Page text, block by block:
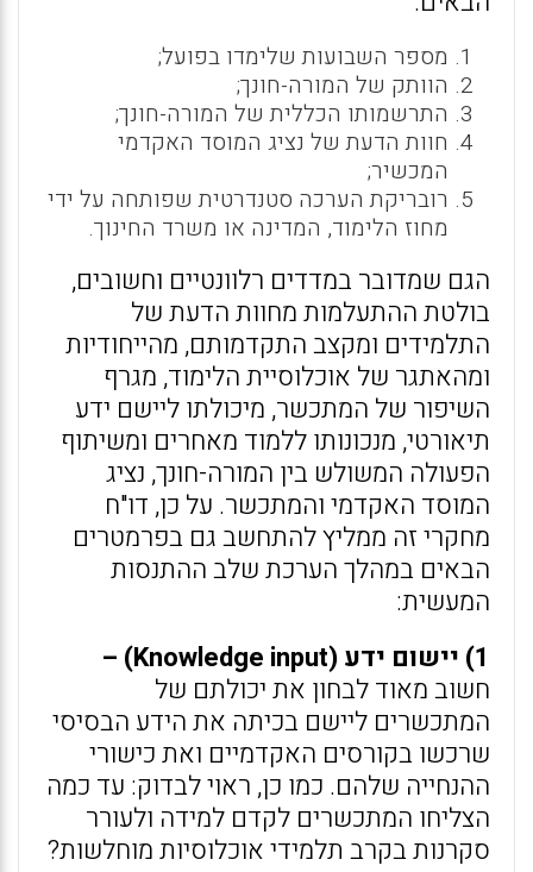
מספר השבועות שלימדו בפועל;
הוותק של המורה-חונך;
התרשמותו הכללית של המורה-חונך;
חוות הדעת של נציג המוסד האקדמי
המכשיר;
רובריקת הערכה סטנדרטית שפותחה על ידי
מחוז הלימוד, המדינה או משרד החינוך.
הגם שמדובר במדדים רלוונטיים וחשובים,
בולטת ההתעלמות מחוות הדעת של
התלמידים ומקצב התקדמותם, מהייחודיות
ומהאתגר של אוכלוסיית הלימוד, מגרף
השיפור של המתכשר, מיכולתו ליישם ידע
תיאורטי, מנכונותו ללמוד מאחרים ומשיתוף
הפעולה המשולש בין המורה-חונך, נציג
המוסד האקדמי והמתכשר. על כן, דו"ח
מחקרי זה ממליץ להתחשב גם בפרמטרים
הבאים במהלך הערכת שלב ההתנסות
המעשית:
1) יישום ידע (
Knowledge input
) –
חשוב מאוד לבחון את יכולתם של
המתכשרים ליישם בכיתה את הידע הבסיסי
שרכשו בקורסים האקדמיים ואת כישורי
ההנחייה שלהם. כמו כן, ראוי לבדוק: עד כמה
הצליחו המתכשרים לקדם למידה ולעורר
סקרנות בקרב תלמידי אוכלוסיות מוחלשות?